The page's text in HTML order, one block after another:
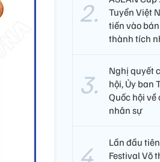
Tuyển Việt
tiến vào
thành tích
Nghị quyết
hội, Ủy ban
Quốc hội về
nhân sự
Lần đầu
Festival Võ